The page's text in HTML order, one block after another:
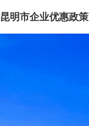
昆明市企业优惠政策